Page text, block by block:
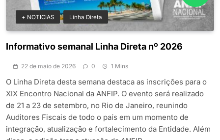
+ NOTICIAS Linha Direta
Informativo semanal Linha Direta nº 2026
22 de maio de 2026 0 1 Mins
O Linha Direta desta semana destaca as inscrições para o
XIX Encontro Nacional da ANFIP. O evento será realizado
de 21 a 23 de setembro, no Rio de Janeiro, reunindo
Auditores Fiscais de todo o país em um momento de
integração, atualização e fortalecimento da Entidade. Além